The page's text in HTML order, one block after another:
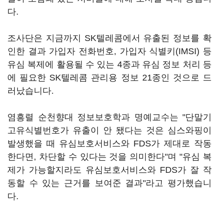
다.
조사단은 지금까지 SK텔레콤에서 유출된 정보를 확
인한 결과 가입자 전화번호, 가입자 식별키(IMSI) 등
유심 복제에 활용될 수 있는 4종과 유심 정보 처리 등
에 필요한 SK텔레콤 관리용 정보 21종인 것으로 드
러났습니다.
염흥렬 순천향대 정보보호학과 명예교수는 "단말기
고유식별번호가 유출이 안 됐다는 것은 심스와핑이
발생했을 때 유심보호서비스와 FDS가 제대로 작동
한다면, 차단할 수 있다는 것을 의미한다"며 "유심 복
제가 가능할지라도 유심보호서비스와 FDS가 잘 작
동할 수 있는 근거를 보여준 결과"라고 평가했습니
다.